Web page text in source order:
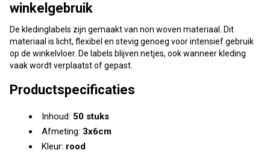
winkelgebruik
De kledinglabels zijn gemaakt van non woven materiaal. Dit
materiaal is licht, flexibel en stevig genoeg voor intensief gebruik
op de winkelvloer. De labels blijven netjes, ook wanneer kleding
vaak wordt verplaatst of gepast.
Productspecificaties
Inhoud: 50 stuks
Afmeting: 3x6cm
Kleur: rood